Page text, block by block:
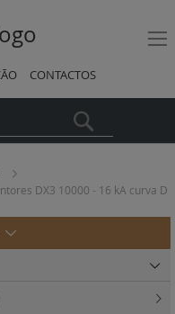
CONTACTOS
DX3 10000 - 16 kA curva D